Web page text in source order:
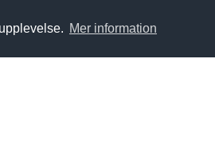
Mer information